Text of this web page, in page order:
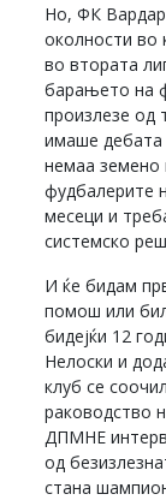
Но, ФК
околности во
во втората
барањето на
произлезе од
имаше дебата
немаа земено
фудбалерите
месеци и
системско
И ќе бидам
помош или
бидејќи 12
Нелоски и
клуб се
раководство
ДПМНЕ
од
стана